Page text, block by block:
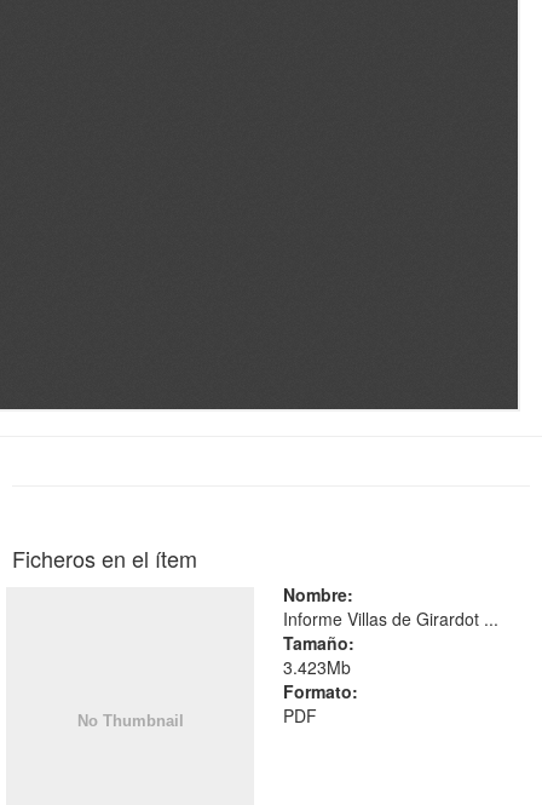
Ficheros en el ítem
Nombre:
Informe Villas de Girardot ...
Tamaño:
3.423Mb
Formato:
PDF